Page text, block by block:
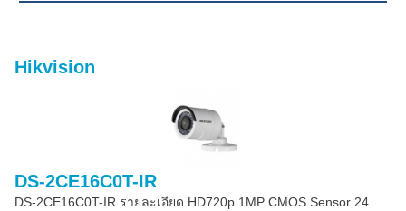
Hikvision
DS-2CE16C0T-IR
DS-2CE16C0T-IR รายละเอียด HD720p 1MP CMOS Sensor 24